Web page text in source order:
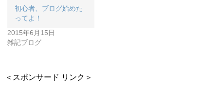
初心者、ブログ始めた
ってよ！
2015年6月15日
雑記ブログ
＜スポンサード リンク＞